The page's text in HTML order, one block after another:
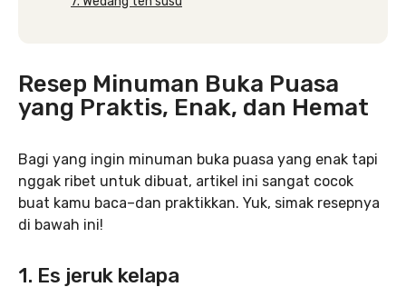
Resep Minuman Buka Puasa
yang Praktis, Enak, dan Hemat
Bagi yang ingin minuman buka puasa yang enak tapi
nggak ribet untuk dibuat, artikel ini sangat cocok
buat kamu baca–dan praktikkan. Yuk, simak resepnya
di bawah ini!
1. Es jeruk kelapa